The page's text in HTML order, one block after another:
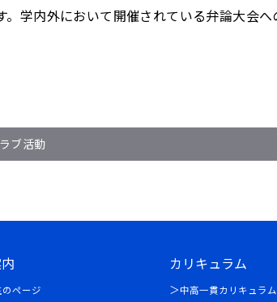
。学内外において開催されている弁論大会
ブ活動
のページ
カリキュラム
中高一貫カリキュラム